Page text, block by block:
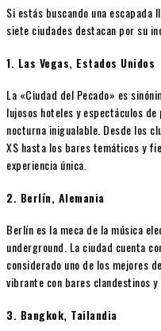
Si estás buscando una
siete ciudades destacan por su
1. Las Vegas, Estados Unidos
La «Ciudad del Pecado» es
lujosos hoteles y espectáculos
nocturna inigualable. Desde los
XS hasta los bares temáticos y
experiencia única.
2. Berlín, Alemania
Berlín es la meca de la música
underground. La ciudad cuenta
considerado uno de los mejores
vibrante con bares clandestinos
3. Bangkok, Tailandia